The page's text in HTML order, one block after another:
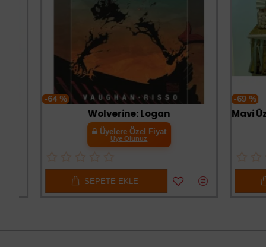
-64 %
Wolverine: Logan
Üyelere Özel Fiyat
Üye Olunuz
SEPETE EKLE
-69 %